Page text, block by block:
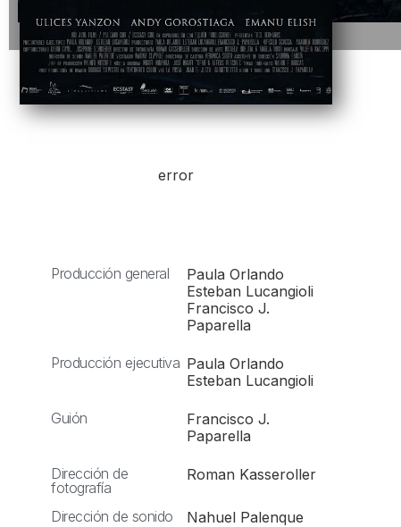
error
Producción general
Paula Orlando
Esteban Lucangioli
Francisco J.
Paparella
Producción ejecutiva Paula Orlando
Esteban Lucangioli
Guión
Francisco J.
Paparella
Dirección de
fotografía
Roman Kasseroller
Dirección de sonido Nahuel Palenque